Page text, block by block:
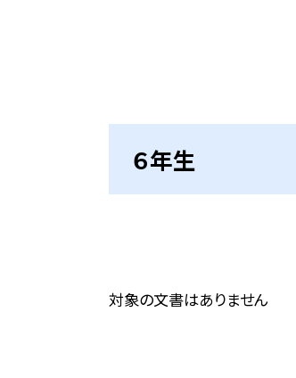
６年生
対象の文書はありません